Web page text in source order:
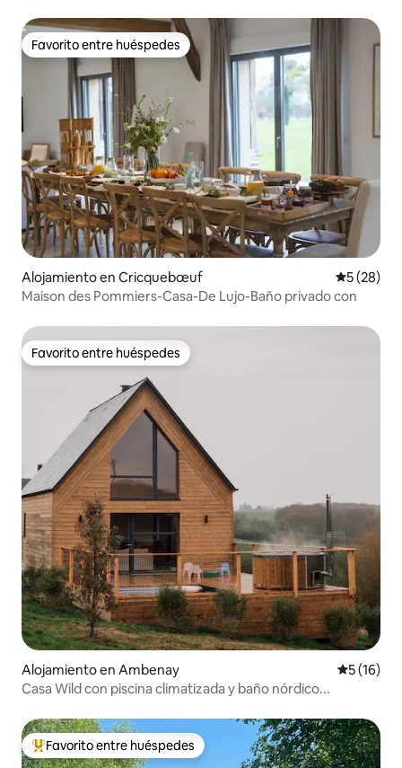
Favorito entre huéspedes
Favorito entre huéspedes
Alojamiento en Cricquebœuf
5 (28)
Maison des Pommiers-Casa-De Lujo-Baño privado con
Favorito entre huéspedes
Favorito entre huéspedes
Alojamiento en Ambenay
5 (16)
Casa Wild con piscina climatizada y baño nórdico...
Favorito entre huéspedes preferido
Favorito entre huéspedes